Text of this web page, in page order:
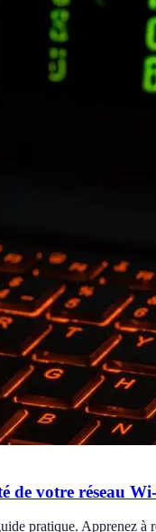
de votre réseau
pratique. Apprenez à